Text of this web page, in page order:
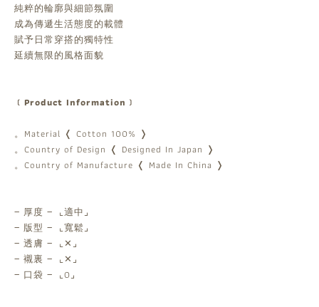
純粹的輪廓與細節氛圍
成為傳遞生活態度的載體
賦予日常穿搭的獨特性
延續無限的風格面貌
﹝Product Information﹞
。Material ❬ Cotton 100% ❭
。Country of Design ❬ Designed In Japan ❭
。Country of Manufacture ❬ Made In China ❭
‒ 厚度 ‒ ⌞適中⌟
‒ 版型 ‒ ⌞寬鬆⌟
‒ 透膚 ‒ ⌞✕⌟
‒ 襯裏 ‒ ⌞✕⌟
‒ 口袋 ‒ ⌞O⌟